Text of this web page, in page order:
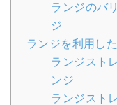
ランジのバ
ジ
ランジを利用し
ランジスト
ンジ
ランジスト